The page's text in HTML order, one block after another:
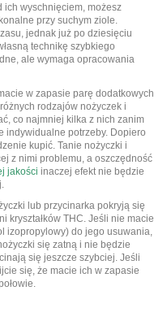
ich wyschnięciem, możesz
przy suchym ziole.
jednak już po dziesięciu
technikę szybkiego
ale wymaga opracowania
w zapasie parę dodatkowych
rodzajów nożyczek i
co najmniej kilka z nich zanim
indywidualne potrzeby. Dopiero
kupić. Tanie nożyczki i
z nimi problemu, a oszczędność
jakości inaczej efekt nie będzie
lub przycinarka pokryją się
kryształków THC. Jeśli nie macie
izopropylowy) do jego usuwania,
się zatną i nie będzie
się jeszcze szybciej. Jeśli
się, że macie ich w zapasie